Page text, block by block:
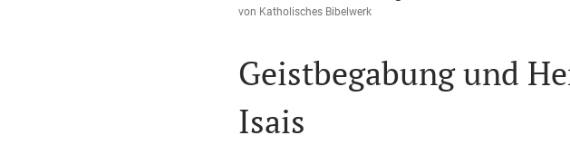
von Katholisches Bibelwerk
Geistbegabung und
Isais